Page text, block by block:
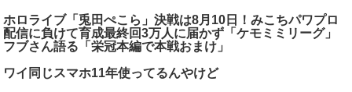
ホロライブ「兎田ぺこら」決戦は8月10日！みこちパワプロ
配信に負けて育成最終回3万人に届かず「ケモミミリーグ」
フブさん語る「栄冠本編で本戦おまけ」
ワイ同じスマホ11年使ってるんやけど